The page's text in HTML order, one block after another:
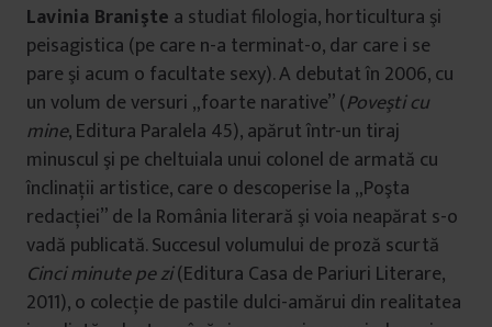
Lavinia Branişte a studiat filologia, horticultura şi
peisagistica (pe care n-a terminat-o, dar care i se
pare şi acum o facultate sexy). A debutat în 2006, cu
un volum de versuri „foarte narative” (Poveşti cu
mine, Editura Paralela 45), apărut într-un tiraj
minuscul şi pe cheltuiala unui colonel de armată cu
înclinaţii artistice, care o descoperise la „Poşta
redacţiei” de la România literară şi voia neapărat s-o
vadă publicată. Succesul volumului de proză scurtă
Cinci minute pe zi(Editura Casa de Pariuri Literare,
2011), o colecţie de pastile dulci-amărui din realitatea